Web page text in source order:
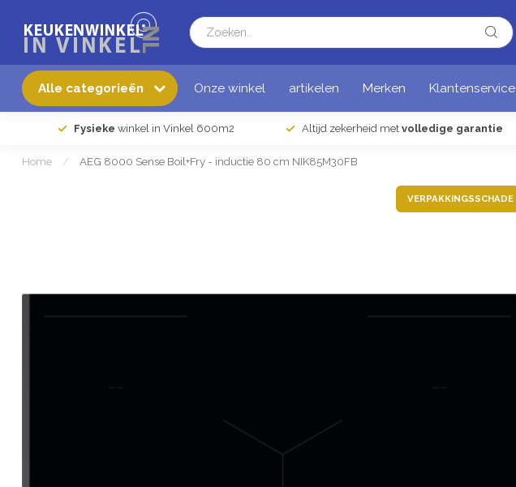
Alle categorieën Onze winkel artikelen Merken Klantenservice
Fysieke winkel in Vinkel 600m2 Altijd zekerheid met volledige garantie
Home / AEG 8000 Sense Boil+Fry - inductie 80 cm NIK85M30FB
VERPAKKINGSSCHADE